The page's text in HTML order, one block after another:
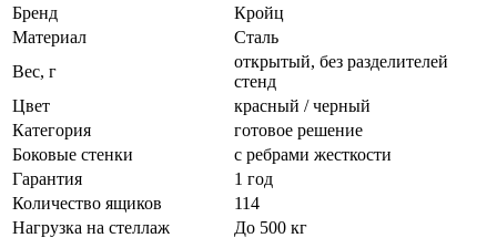
Бренд
Кройц
Материал
Сталь
Вес, г
открытый, без разделителей
стенд
Цвет
красный / черный
Категория
готовое решение
Боковые стенки
с ребрами жесткости
Гарантия
1 год
Количество ящиков
114
Нагрузка на стеллаж
До 500 кг